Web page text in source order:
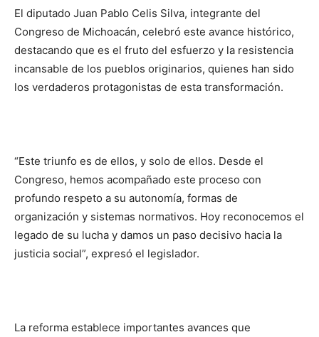
El diputado Juan Pablo Celis Silva, integrante del
Congreso de Michoacán, celebró este avance histórico,
destacando que es el fruto del esfuerzo y la resistencia
incansable de los pueblos originarios, quienes han sido
los verdaderos protagonistas de esta transformación.
“Este triunfo es de ellos, y solo de ellos. Desde el
Congreso, hemos acompañado este proceso con
profundo respeto a su autonomía, formas de
organización y sistemas normativos. Hoy reconocemos el
legado de su lucha y damos un paso decisivo hacia la
justicia social”, expresó el legislador.
La reforma establece importantes avances que